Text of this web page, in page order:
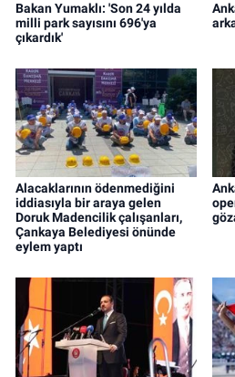
Bakan Yumaklı: 'Son 24 yılda
milli park sayısını 696'ya
çıkardık'
Alacaklarının ödenmediğini
iddiasıyla bir araya gelen
Doruk Madencilik çalışanları,
Çankaya Belediyesi önünde
eylem yaptı